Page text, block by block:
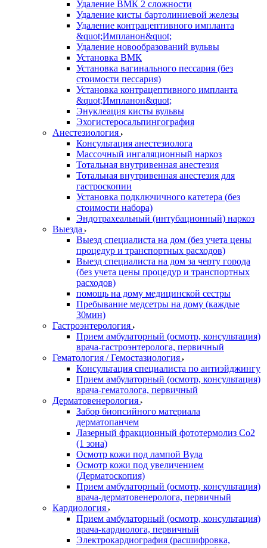
Удаление ВМК 2 сложности
Удаление кисты бартолиниевой железы
Удаление контрацептивного импланта
&quot;Импланон&quot;
Удаление новообразований вульвы
Установка ВМК
Установка вагинального пессария (без
стоимости пессария)
Установка контрацептивного импланта
&quot;Импланон&quot;
Энуклеация кисты вульвы
Эхогистеросальпингография
Анестезиология
Консультация анестезиолога
Массочный ингаляционный наркоз
Тотальная внутривенная анестезия
Тотальная внутривенная анестезия для
гастроскопии
Установка подключичного катетера (без
стоимости набора)
Эндотрахеальный (интубационный) наркоз
Выезда
Выезд специалиста на дом (без учета цены
процедур и транспортных расходов)
Выезд специалиста на дом за черту города
(без учета цены процедур и транспортных
расходов)
помощь на дому медицинской сестры
Пребывание медсетры на дому (каждые
30мин)
Гастроэнтерология
Прием амбулаторный (осмотр, консультация)
врача-гастроэнтеролога, первичный
Гематология / Гемостазиология
Консультация специалиста по антиэйджингу
Прием амбулаторный (осмотр, консультация)
врача-гематолога, первичный
Дерматовенерология
Забор биопсийного материала
дерматопанчем
Лазерный фракционный фототермолиз Со2
(1 зона)
Осмотр кожи под лампой Вуда
Осмотр кожи под увеличением
(Дерматоскопия)
Прием амбулаторный (осмотр, консультация)
врача-дерматовенеролога, первичный
Кардиология
Прием амбулаторный (осмотр, консультация)
врача-кардиолога, первичный
Электрокардиография (расшифровка,